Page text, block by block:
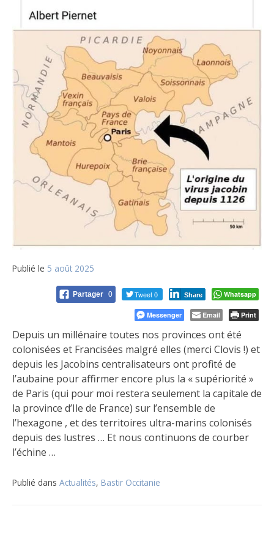
Publié le 5 août 2025
Partager 0 Tweet 0 Share Whatsapp
Messenger Email Print
Depuis un millénaire toutes nos provinces ont été
colonisées et Francisées malgré elles (merci Clovis !) et
depuis les Jacobins centralisateurs ont profité de
l’aubaine pour affirmer encore plus la « supériorité »
de Paris (qui pour moi restera seulement la capitale de
la province d’Ile de France) sur l’ensemble de
l’hexagone , et des territoires ultra-marins colonisés
depuis des lustres … Et nous continuons de courber
l’échine …
Publié dans Actualités, Bastir Occitanie